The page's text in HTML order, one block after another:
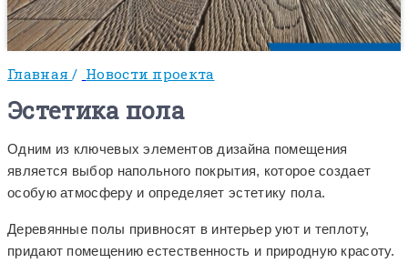
Главная/ Новости проекта
Эстетика пола
Одним из ключевых элементов дизайна помещения
является выбор напольного покрытия, которое создает
особую атмосферу и определяет эстетику пола.
Деревянные полы привносят в интерьер уют и теплоту,
придают помещению естественность и природную красоту.